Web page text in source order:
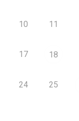
10 11
17 18
24 25